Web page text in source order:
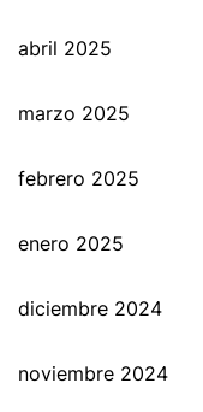
abril 2025
marzo 2025
febrero 2025
enero 2025
diciembre 2024
noviembre 2024